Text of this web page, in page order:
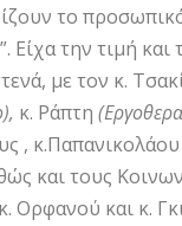
το
Είχα την τιμή και
με τον κ.
κ. Ράπτη
, κ.Παπανικολάου
και τους
Ορφανού και κ.